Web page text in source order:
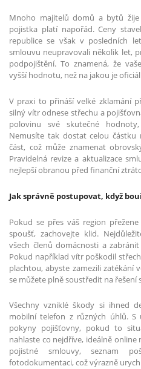
Mnoho majitelů domů a bytů
pojistka platí napořád. Ceny
republice se však v posledních
smlouvu neupravovali několik let,
podpojištění. To znamená, že
vyšší hodnotu, než na jakou je
V praxi to přináší velké zklamání
silný vítr odnese střechu a
polovinu své skutečné
Nemusíte tak dostat celou
část, což může znamenat
Pravidelná revize a aktualizace
nejlepší obranou před finanční
Jak správně postupovat, když
Pokud se přes váš region
spoušť, zachovejte klid.
všech členů domácnosti a
Pokud například vítr poškodil
plachtou, abyste zamezili zatékání
se můžete plně soustředit na řešení
Všechny vzniklé škody si ihned
mobilní telefon z různých úhlů.
pokyny pojišťovny, pokud to
nahlaste co nejdříve, ideálně
pojistné smlouvy, seznam
fotodokumentaci, což výrazně